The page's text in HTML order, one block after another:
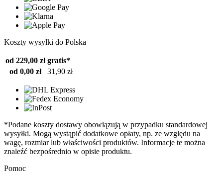
Koszty wysyłki do Polska
od 229,00 zł gratis*
od 0,00 zł
31,90 zł
*Podane koszty dostawy obowiązują w przypadku standardowej
wysyłki. Mogą wystąpić dodatkowe opłaty, np. ze względu na
wagę, rozmiar lub właściwości produktów. Informacje te można
znaleźć bezpośrednio w opisie produktu.
Pomoc